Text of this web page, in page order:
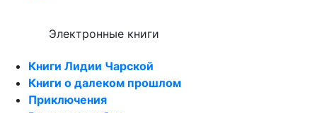
Электронные книги
Книги Лидии Чарской
Книги о далеком прошлом
Приключения